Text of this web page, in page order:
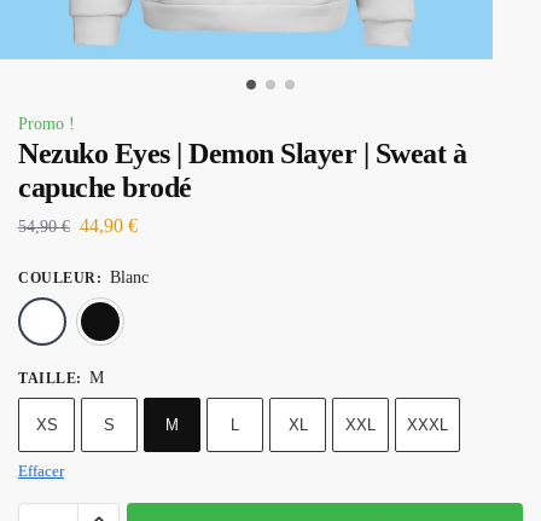
Promo !
Nezuko Eyes | Demon Slayer | Sweat à
capuche brodé
54,90€ 44,90 €
COULEUR : Blanc
TAILLE: M
XS S M L XL XXL XXXL
Effacer